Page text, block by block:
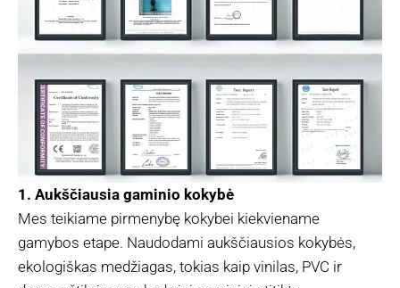
1. Aukščiausia gaminio kokybė
Mes teikiame pirmenybę kokybei kiekviename
gamybos etape. Naudodami aukščiausios kokybės,
ekologiškas medžiagas, tokias kaip vinilas, PVC ir